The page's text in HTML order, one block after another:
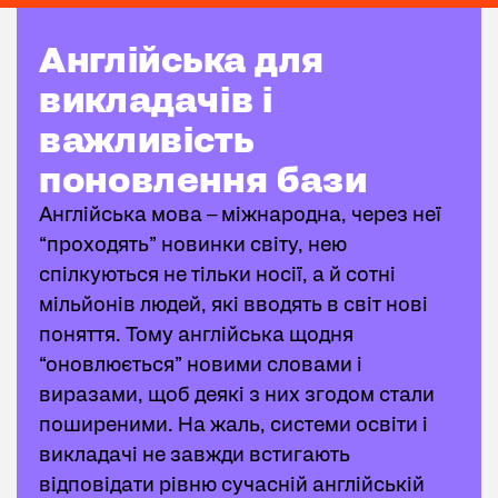
Англійська для викладачів і важливість
Англійська для
викладачів і
важливість
поновлення бази
Англійська мова – міжнародна, через неї
“проходять” новинки світу, нею
спілкуються не тільки носії, а й сотні
мільйонів людей, які вводять в світ нові
поняття. Тому англійська щодня
“оновлюється” новими словами і
виразами, щоб деякі з них згодом стали
поширеними. На жаль, системи освіти і
викладачі не завжди встигають
відповідати рівню сучасній англійській